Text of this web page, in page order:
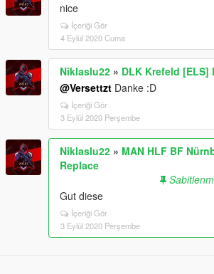
nice
İçeriği Gör
4 Eylül 2020 Cuma
Niklaslu22 » DLK Krefeld [ELS]
@Versettzt Danke :D
İçeriği Gör
3 Eylül 2020 Perşembe
Niklaslu22 » MAN HLF BF
Replace
Gut diese
İçeriği Gör
3 Eylül 2020 Perşembe